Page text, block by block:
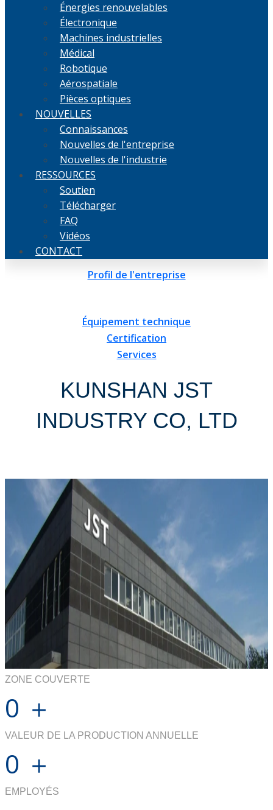
Énergies renouvelables
Électronique
Machines industrielles
Médical
Robotique
Aérospatiale
Pièces optiques
NOUVELLES
Connaissances
Nouvelles de l'entreprise
Nouvelles de l'industrie
RESSOURCES
Soutien
Télécharger
FAQ
Vidéos
CONTACT
Profil de l'entreprise
Équipement technique
Certification
Services
KUNSHAN JST
INDUSTRY CO, LTD
ZONE COUVERTE
0 ＋
VALEUR DE LA PRODUCTION ANNUELLE
0 ＋
EMPLOYÉS